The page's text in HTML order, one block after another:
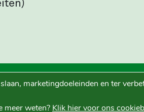
marketingdoeleinden en ter
meer weten? Klik hier voor ons